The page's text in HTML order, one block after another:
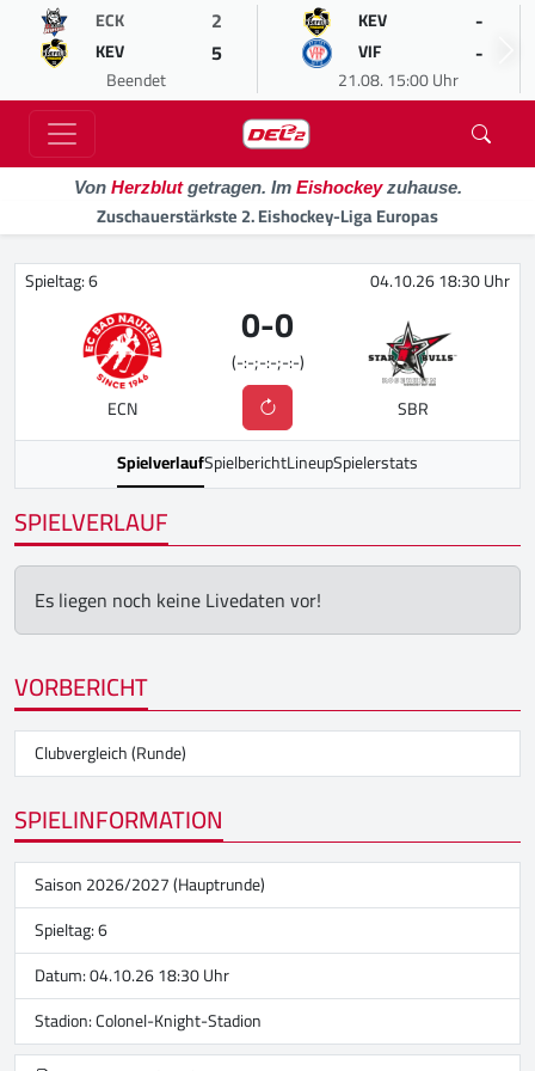
ECK 2
KEV 5
Beendet
KEV -
VIF -
21.08. 15:00 Uhr
Von Herzblutgetragen. Im Eishockeyzuhause.
Zuschauerstärkste 2. Eishockey-Liga Europas
Spieltag: 6 04.10.26 18:30 Uhr
ECN
0-0
(-:-;-:-;-:-)
SBR
SpielverlaufSpielberichtLineupSpielerstats
SPIELVERLAUF
Es liegen noch keine Livedaten vor!
VORBERICHT
Clubvergleich (Runde)
SPIELINFORMATION
Saison 2026/2027 (Hauptrunde)
Spieltag: 6
Datum: 04.10.26 18:30 Uhr
Stadion:Colonel-Knight-Stadion